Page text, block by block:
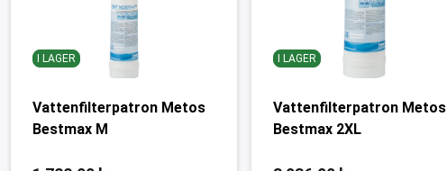
I LAGER
Vattenfilterpatron Metos
Bestmax M
I LAGER
Vattenfilterpatron Metos
Bestmax 2XL